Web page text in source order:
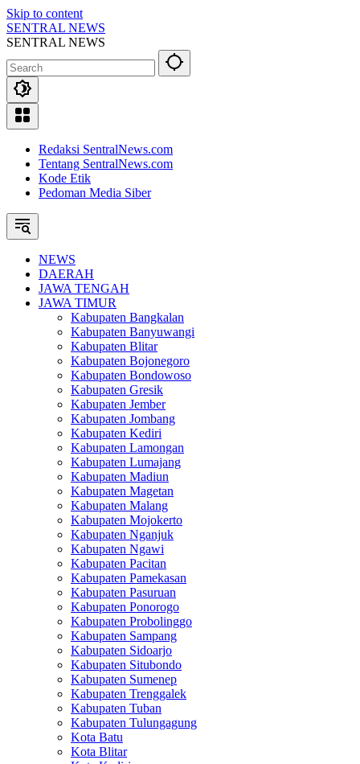
Skip to content
SENTRAL NEWS
SENTRAL NEWS
Redaksi SentralNews.com
Tentang SentralNews.com
Kode Etik
Pedoman Media Siber
NEWS
DAERAH
JAWA TENGAH
JAWA TIMUR
Kabupaten Bangkalan
Kabupaten Banyuwangi
Kabupaten Blitar
Kabupaten Bojonegoro
Kabupaten Bondowoso
Kabupaten Gresik
Kabupaten Jember
Kabupaten Jombang
Kabupaten Kediri
Kabupaten Lamongan
Kabupaten Lumajang
Kabupaten Madiun
Kabupaten Magetan
Kabupaten Malang
Kabupaten Mojokerto
Kabupaten Nganjuk
Kabupaten Ngawi
Kabupaten Pacitan
Kabupaten Pamekasan
Kabupaten Pasuruan
Kabupaten Ponorogo
Kabupaten Probolinggo
Kabupaten Sampang
Kabupaten Sidoarjo
Kabupaten Situbondo
Kabupaten Sumenep
Kabupaten Trenggalek
Kabupaten Tuban
Kabupaten Tulungagung
Kota Batu
Kota Blitar